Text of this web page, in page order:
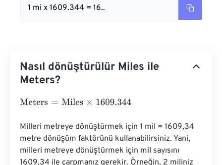
1 mi x 1609.344 = 16..
Nasıl dönüştürülür Miles ile
Meters?
Meters= Miles×1609.344
Milleri metreye dönüştürmek için 1 mil = 1609,34
metre dönüşüm faktörünü kullanabilirsiniz. Yani,
milleri metreye dönüştürmek için mil sayısını
1609,34 ile çarpmanız gerekir. Örneğin, 2 miliniz